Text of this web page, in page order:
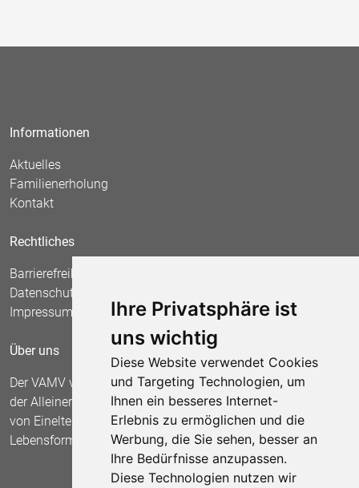
Ihre Privatsphäre ist
uns wichtig
Diese Website verwendet Cookies
und Targeting Technologien, um
Ihnen ein besseres Internet-
Erlebnis zu ermöglichen und die
Werbung, die Sie sehen, besser an
Ihre Bedürfnisse anzupassen.
Diese Technologien nutzen wir
Informationen
Aktuelles
Familienerholung
Kontakt
Rechtliches
Barrierefreiheit
Datenschutz
Impressum
Über uns
Der VAMV vertritt seit 1967 die Interessen
der Alleinerziehenden und fordert die Anerkennung
von Einelternfamilien als gleichberechtigte
Lebensform.